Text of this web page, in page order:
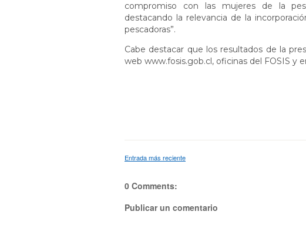
compromiso con las mujeres de la
destacando la relevancia de la
pescadoras”.
Cabe destacar que los resultados de la
web www.fosis.gob.cl, oficinas del FOSIS y
Entrada más reciente
0 Comments:
Publicar un comentario